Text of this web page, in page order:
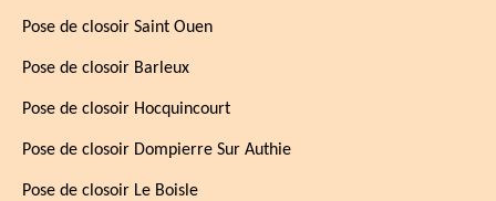
Pose de closoir Saint Ouen
Pose de closoir Barleux
Pose de closoir Hocquincourt
Pose de closoir Dompierre Sur Authie
Pose de closoir Le Boisle